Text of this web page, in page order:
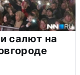
салют на